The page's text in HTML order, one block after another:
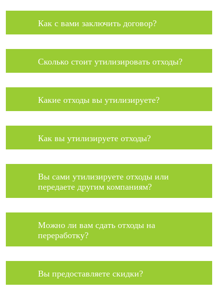
Как с вами заключить договор?
Сколько стоит утилизировать отходы?
Какие отходы вы утилизируете?
Как вы утилизируете отходы?
Вы сами утилизируете отходы или
передаете другим компаниям?
Можно ли вам сдать отходы на
переработку?
Вы предоставляете скидки?